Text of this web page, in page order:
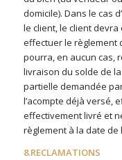
domicile). Dans le cas
le client, le client devra
effectuer le règlement
pourra, en aucun cas,
livraison du solde de
partielle demandée
l’acompte déjà versé,
effectivement livré et
règlement à la date de
8.RECLAMATIONS